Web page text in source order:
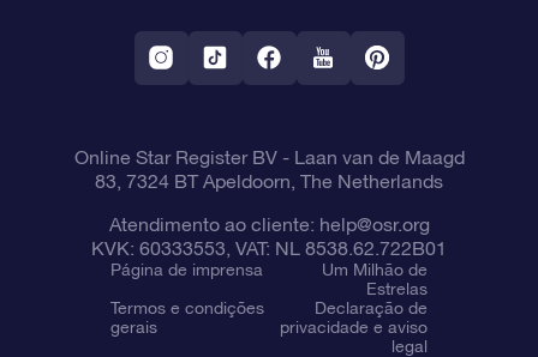
Aplicativo RV Fly me to the stars
Constelações
Online Star Register BV- Laan van de Maagd
83, 7324 BT Apeldoorn, The Netherlands
Atendimento ao cliente: help@osr.org
KVK: 60333553, VAT: NL 8538.62.722B01
Página de imprensa
Um Milhão de
Estrelas
Termos e condições
gerais
Declaração de
privacidade e aviso
legal